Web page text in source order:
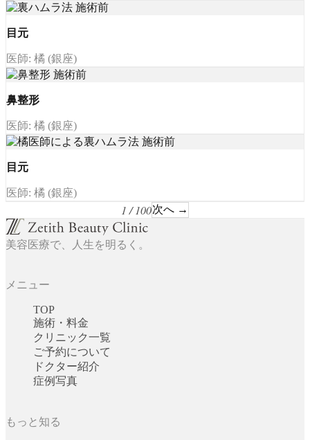
目元
医師: 橘 (銀座)
鼻整形
医師: 橘 (銀座)
目元
医師: 橘 (銀座)
1 / 100次へ →
美容医療で、人生を明るく。
メニュー
TOP
施術・料金
クリニック一覧
ご予約について
ドクター紹介
症例写真
もっと知る